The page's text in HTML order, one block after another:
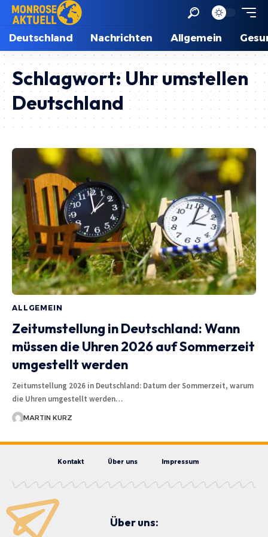
Deutschland Nachrichten Allgemein
Schlagwort: Uhr umstellen
Deutschland
ALLGEMEIN
Zeitumstellung in Deutschland: Wann
müssen die Uhren 2026 auf Sommerzeit
umgestellt werden
Zeitumstellung 2026 in Deutschland: Datum der Sommerzeit, warum
die Uhren umgestellt werden…
MARTIN KURZ
Kontakt Über uns Impressum
Über uns: